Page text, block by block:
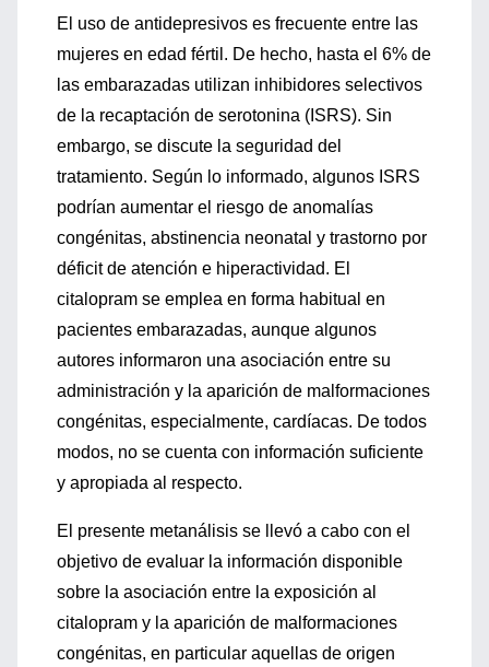
El uso de antidepresivos es frecuente entre las
mujeres en edad fértil. De hecho, hasta el 6% de
las embarazadas utilizan inhibidores selectivos
de la recaptación de serotonina (ISRS). Sin
embargo, se discute la seguridad del
tratamiento. Según lo informado, algunos ISRS
podrían aumentar el riesgo de anomalías
congénitas, abstinencia neonatal y trastorno por
déficit de atención e hiperactividad. El
citalopram se emplea en forma habitual en
pacientes embarazadas, aunque algunos
autores informaron una asociación entre su
administración y la aparición de malformaciones
congénitas, especialmente, cardíacas. De todos
modos, no se cuenta con información suficiente
y apropiada al respecto.
El presente metanálisis se llevó a cabo con el
objetivo de evaluar la información disponible
sobre la asociación entre la exposición al
citalopram y la aparición de malformaciones
congénitas, en particular aquellas de origen